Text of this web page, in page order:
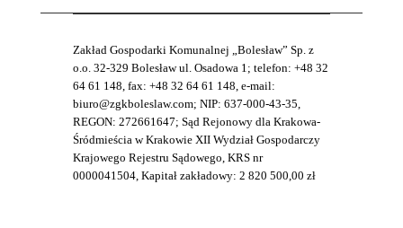
Zakład Gospodarki Komunalnej „Bolesław” Sp. z
o.o. 32-329 Bolesław ul. Osadowa 1; telefon: +48 32
64 61 148, fax: +48 32 64 61 148, e-mail:
biuro@zgkboleslaw.com; NIP: 637-000-43-35,
REGON: 272661647; Sąd Rejonowy dla Krakowa-
Śródmieścia w Krakowie XII Wydział Gospodarczy
Krajowego Rejestru Sądowego, KRS nr
0000041504, Kapitał zakładowy: 2 820 500,00 zł